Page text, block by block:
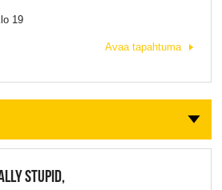
19
Avaa tapahtuma
STUPID,